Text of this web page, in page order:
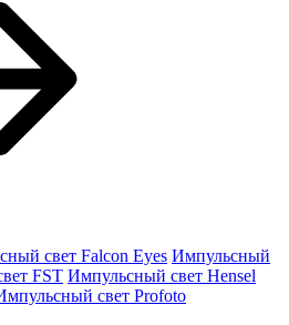
свет Falcon Eyes Импульсный
FST Импульсный свет Hensel
свет Profoto